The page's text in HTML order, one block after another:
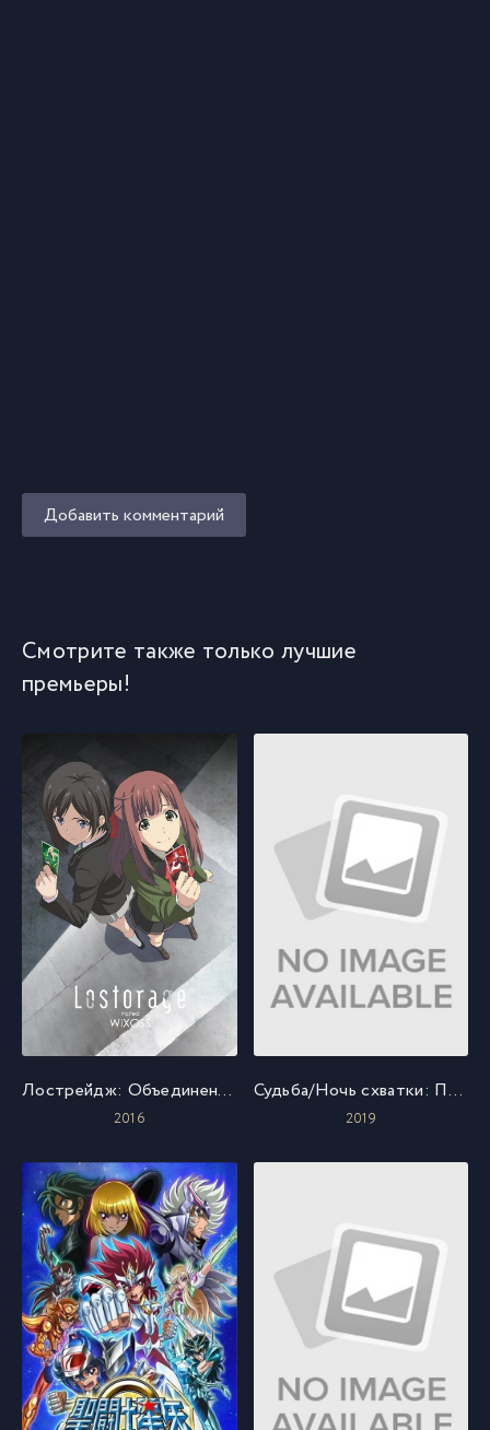
Добавить комментарий
Смотрите также только лучшие
премьеры!
Лострейдж: Объединение Wixoss
2016
Судьба/Ночь схватки: Прикосновение небес 2
2019